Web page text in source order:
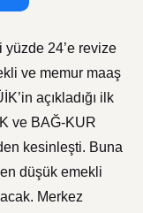
yüzde 24’e revize
ve memur maaş
açıkladığı ilk
ve BAĞ-KUR
kesinleşti. Buna
düşük emekli
Merkez